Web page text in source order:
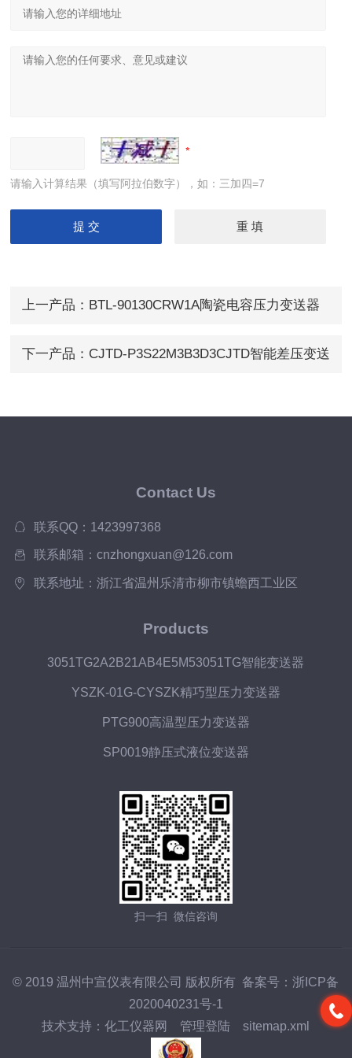
请输入计算结果（填写阿拉伯数字），如：三加四=7
上一产品： BTL-90130CRW1A陶瓷电容压力变送器
下一产品： CJTD-P3S22M3B3D3CJTD智能差压变送
Contact Us
联系QQ：1423997368
联系邮箱：cnzhongxuan@126.com
联系地址：浙江省温州乐清市柳市镇蟾西工业区
Products
3051TG2A2B21AB4E5M53051TG智能变送器
YSZK-01G-CYSZK精巧型压力变送器
PTG900高温型压力变送器
SP0019静压式液位变送器
扫一扫 微信咨询
© 2019 温州中宣仪表有限公司 版权所有 备案号：浙ICP备
2020040231号-1
技术支持：化工仪器网 管理登陆 sitemap.xml